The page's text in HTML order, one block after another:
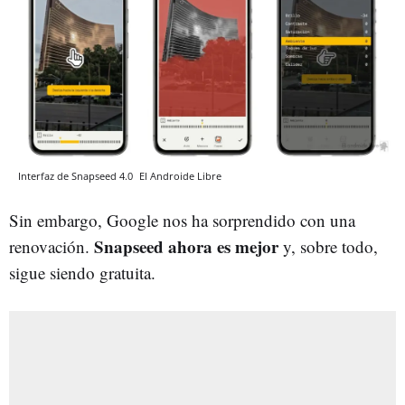
Interfaz de Snapseed 4.0 El Androide Libre
Sin embargo, Google nos ha sorprendido con una
renovación. Snapseed ahora es mejory, sobre todo,
sigue siendo gratuita.